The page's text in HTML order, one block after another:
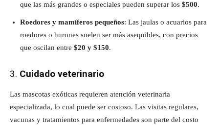
que las más grandes o especiales pueden superar los $500.
Roedores y mamíferos pequeños: Las jaulas o acuarios para
roedores o hurones suelen ser más asequibles, con precios
que oscilan entre $20 y $150.
3. Cuidado veterinario
Las mascotas exóticas requieren atención veterinaria
especializada, lo cual puede ser costoso. Las visitas regulares,
vacunas y tratamientos para enfermedades son parte del costo